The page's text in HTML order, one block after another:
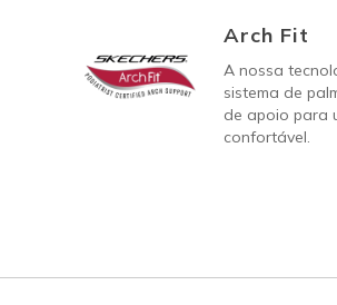
Arch Fit
A nossa
sistema de
de apoio para
confortável.